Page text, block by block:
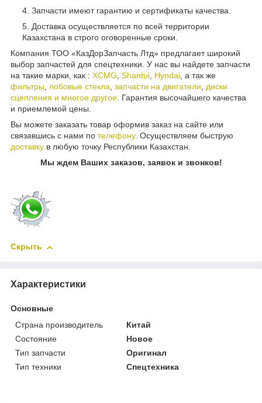
Запчасти имеют гарантию и сертификаты качества.
Доставка осуществляется по всей территории
Казахстана в строго оговоренные сроки.
Компания ТОО «КазДорЗапчасть Лтд» предлагает широкий
выбор запчастей для спецтехники. У нас вы найдете запчасти
на такие марки, как : XCMG, Shantui, Hyndai, а так же
фильтры, лобовые стекла, запчасти на двигатели, диски
сцепления и многое другое. Гарантия высочайшего качества
и приемлемой цены.
Вы можете заказать товар оформив заказ на сайте или
связавшись с нами по телефону. Осуществляем быструю
доставку в любую точку Республики Казахстан.
Мы ждем Ваших заказов, заявок и звонков!
Скрыть
Характеристики
Основные
Страна производитель
Китай
Состояние
Новое
Тип запчасти
Оригинал
Тип техники
Спецтехника